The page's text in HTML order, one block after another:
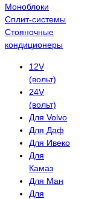
Моноблоки
Сплит-системы
Стояночные
кондиционеры
12V
(вольт)
24V
(вольт)
Для Volvo
Для Даф
Для Ивеко
Для
Камаз
Для Ман
Для